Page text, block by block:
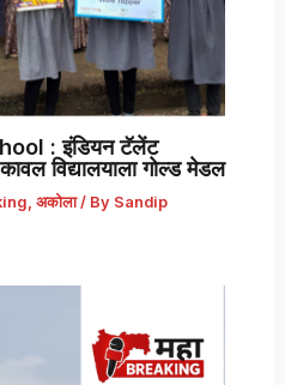
: इंडियन टॅलेंट
विद्यालयाला गोल्ड मेडल
, अकोला/ By Sandip